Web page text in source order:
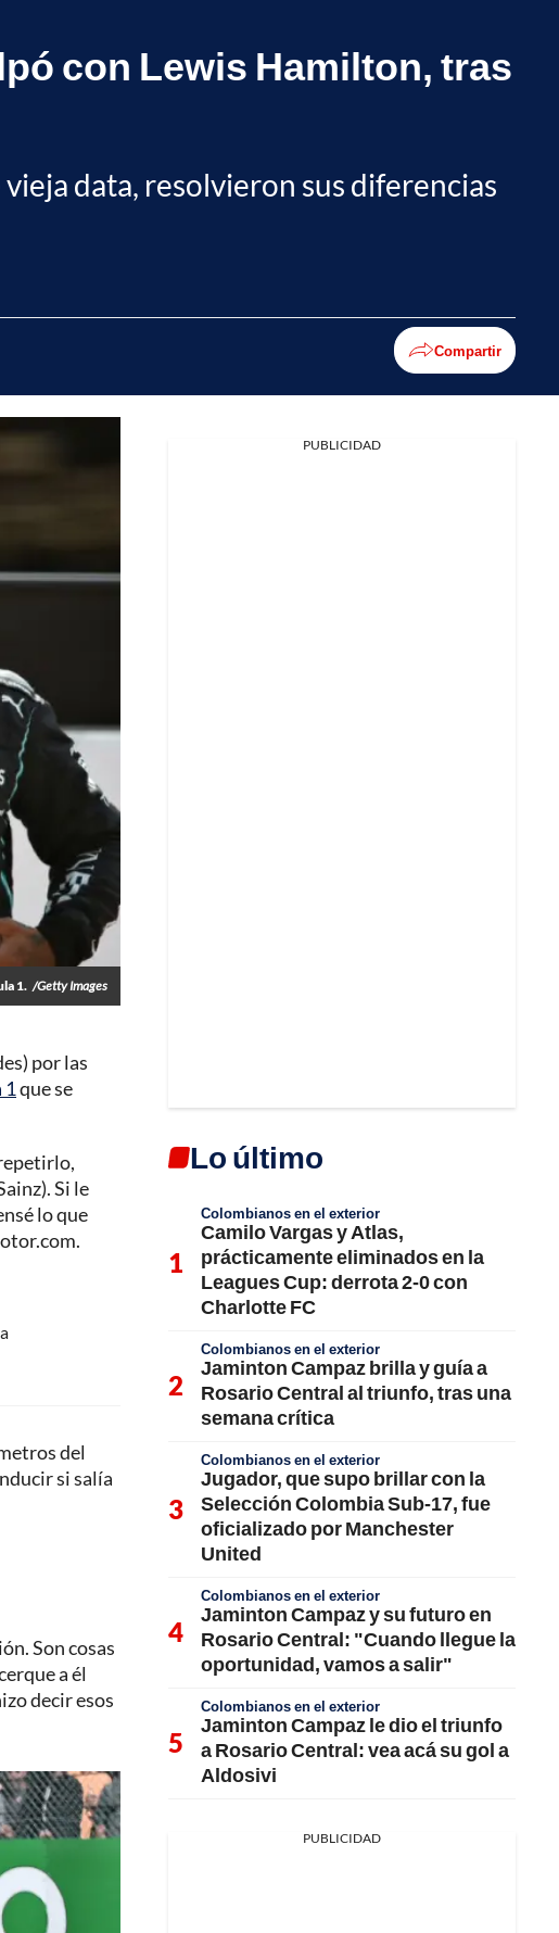
con Lewis Hamilton, tras
data, resolvieron sus diferencias
Compartir
1. /Getty Images
por las
1que se
Si le
lo que
del
si salía
Son cosas
a él
decir esos
PUBLICIDAD
Lo último
Colombianos en el exterior
Camilo Vargas y Atlas,
prácticamente eliminados en la
Leagues Cup: derrota 2-0 con
Charlotte FC
Colombianos en el exterior
Jaminton Campaz brilla y guía a
Rosario Central al triunfo, tras una
semana crítica
Colombianos en el exterior
Jugador, que supo brillar con la
Selección Colombia Sub-17, fue
oficializado por Manchester
United
Colombianos en el exterior
Jaminton Campaz y su futuro en
Rosario Central: "Cuando llegue la
oportunidad, vamos a salir"
Colombianos en el exterior
Jaminton Campaz le dio el triunfo
a Rosario Central: vea acá su gol a
Aldosivi
PUBLICIDAD